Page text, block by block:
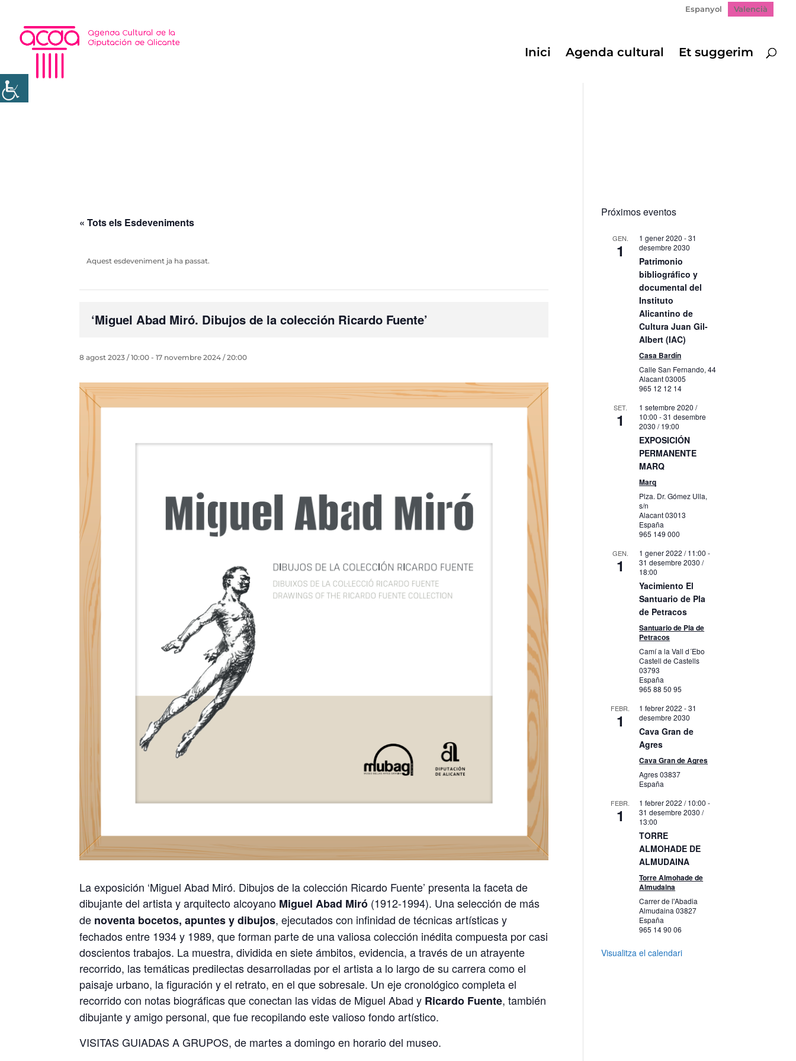
Espanyol Valencià
Inici Agenda cultural Et suggerim
« Tots els Esdeveniments
Aquest esdeveniment ja ha passat.
‘Miguel Abad Miró. Dibujos de la colección Ricardo Fuente’
8 agost 2023 / 10:00 -17 novembre 2024 / 20:00
La exposición ‘Miguel Abad Miró. Dibujos de la colección Ricardo Fuente’ presenta la faceta de
dibujante del artista y arquitecto alcoyano Miguel Abad Miró (1912-1994). Una selección de más
de noventa bocetos, apuntes y dibujos, ejecutados con infinidad de técnicas artísticas y
fechados entre 1934 y 1989, que forman parte de una valiosa colección inédita compuesta por casi
doscientos trabajos. La muestra, dividida en siete ámbitos, evidencia, a través de un atrayente
recorrido, las temáticas predilectas desarrolladas por el artista a lo largo de su carrera como el
paisaje urbano, la figuración y el retrato, en el que sobresale. Un eje cronológico completa el
recorrido con notas biográficas que conectan las vidas de Miguel Abad y Ricardo Fuente, también
dibujante y amigo personal, que fue recopilando este valioso fondo artístico.
VISITAS GUIADAS A GRUPOS, de martes a domingo en horario del museo.
Próximos eventos
GEN.
1
1 gener 2020 -31
desembre 2030
Patrimonio
bibliográfico y
documental del
Instituto
Alicantino de
Cultura Juan Gil-
Albert (IAC)
Casa Bardín
Calle San Fernando, 44
Alacant03005
965 12 12 14
SET.
1
1 setembre 2020 /
10:00 -31 desembre
2030 / 19:00
EXPOSICIÓN
PERMANENTE
MARQ
Marq
Plza. Dr. Gómez Ulla,
s/n
Alacant03013
España
965 149 000
GEN.
1
1 gener 2022 / 11:00 -
31 desembre 2030 /
18:00
Yacimiento El
Santuario de Pla
de Petracos
Santuario de Pla de
Petracos
Camí a la Vall d´Ebo
Castell de Castells
03793
España
965 88 50 95
FEBR.
1
1 febrer 2022 -31
desembre 2030
Cava Gran de
Agres
Cava Gran de Agres
Agres03837
España
FEBR.
1
1 febrer 2022 / 10:00 -
31 desembre 2030 /
13:00
TORRE
ALMOHADE DE
ALMUDAINA
Torre Almohade de
Almudaina
Carrer de l'Abadia
Almudaina03827
España
965 14 90 06
Visualitza el calendari